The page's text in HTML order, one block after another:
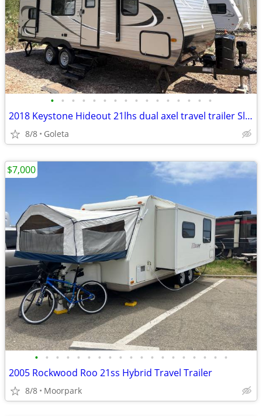
• • • • • • • • • • • • • • • •
2018 Keystone Hideout 21lhs dual axel travel trailer Sleeps 8!
8/8 Goleta
• • • • • • • • • • • • • • • • • • •
2005 Rockwood Roo 21ss Hybrid Travel Trailer
8/8 Moorpark
$7,000